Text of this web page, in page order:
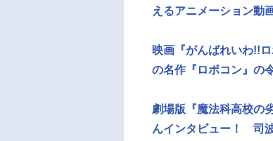
えるアニメーション動
映画『がんばれいわ!!
の名作『ロボコン』の
劇場版『魔法科高校の
んインタビュー！ 司